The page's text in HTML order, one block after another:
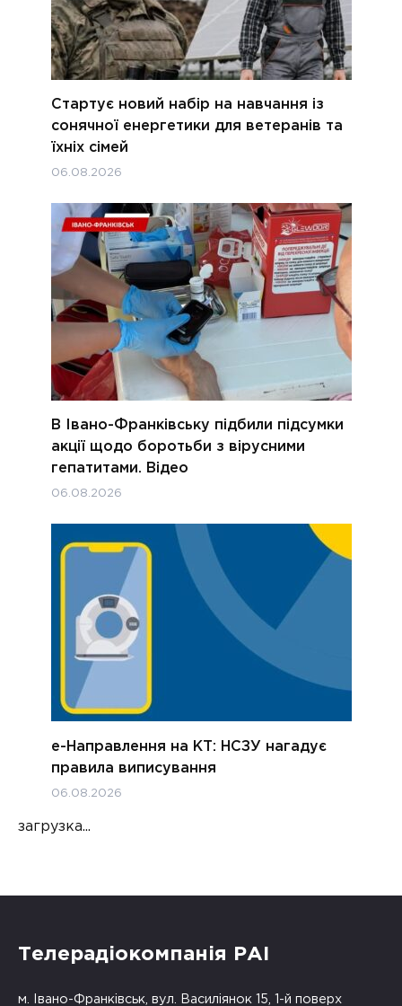
Стартує новий набір на навчання із
сонячної енергетики для ветеранів та
їхніх сімей
06.08.2026
В Івано-Франківську підбили підсумки
акції щодо боротьби з вірусними
гепатитами. Відео
06.08.2026
е-Направлення на КТ: НСЗУ нагадує
правила виписування
06.08.2026
загрузка...
Телерадіокомпанія РАІ
м. Івано-Франківськ, вул. Василіянок 15, 1-й поверх